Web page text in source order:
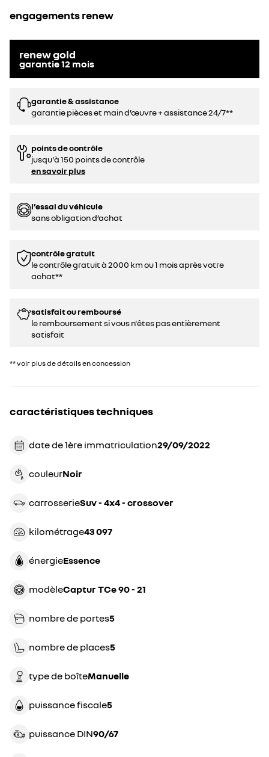
engagements renew
renew gold
garantie12 mois
garantie & assistance
garantie pièces et main d’œuvre + assistance 24/7**
points de contrôle
jusqu'à 150 points de contrôle
en savoir plus
l’essai du véhicule
sans obligation d’achat
contrôle gratuit
le contrôle gratuit à 2000 km ou 1 mois après votre
achat**
satisfait ou remboursé
le remboursement si vous n'êtes pas entièrement
satisfait
** voir plus de détails en concession
caractéristiques techniques
date de 1ère immatriculation 29/09/2022
couleur noir
carrosserie suv - 4x4 - crossover
kilométrage 43 097
énergie essence
modèle Captur TCe 90 - 21
nombre de portes5
nombre de places5
type de boîte manuelle
puissance fiscale5
puissance DIN 90/67